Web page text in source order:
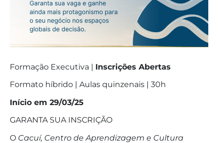
Formação Executiva | Inscrições Abertas
Formato híbrido | Aulas quinzenais | 30h
Início em 29/03/25
GARANTA SUA INSCRIÇÃO
O Cacuí, Centro de Aprendizagem e Cultura